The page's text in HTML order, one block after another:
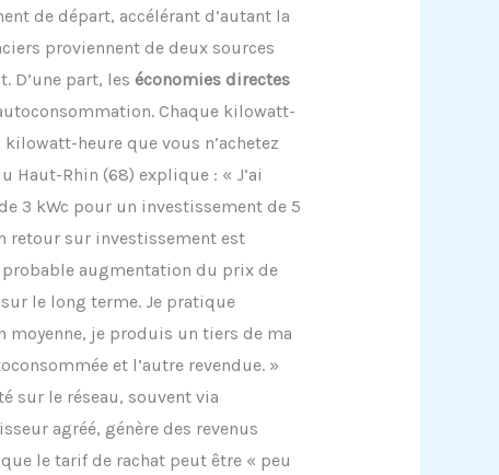
de départ, accélérant d’autant la
proviennent de deux sources
D’une part, les économies directes
Chaque kilowatt-
heure que vous n’achetez
Haut-Rhin (68) explique : « J’ai
3 kWc pour un investissement de 5
retour sur investissement est
probable augmentation du prix de
le long terme. Je pratique
moyenne, je produis un tiers de ma
et l’autre revendue. »
sur le réseau, souvent via
agréé, génère des revenus
le tarif de rachat peut être « peu